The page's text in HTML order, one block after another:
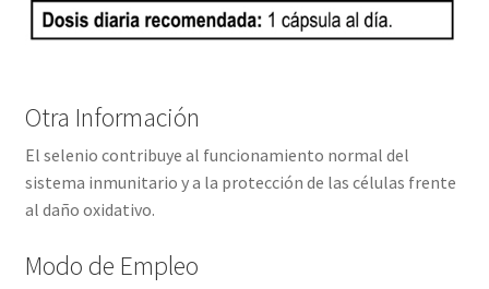
Otra Información
El selenio contribuye al funcionamiento normal del
sistema inmunitario y a la protección de las células frente
al daño oxidativo.
Modo de Empleo